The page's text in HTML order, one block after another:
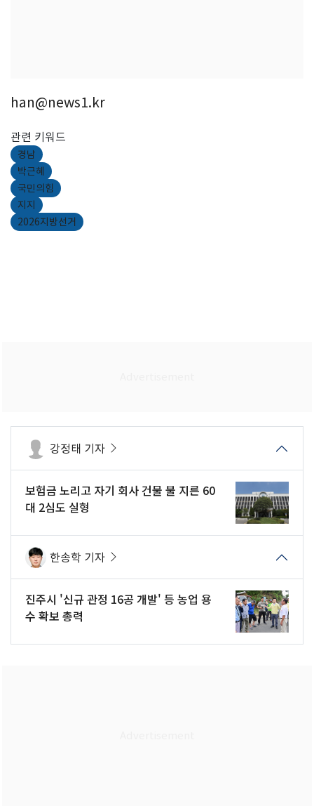
han@news1.kr
관련 키워드
경남
박근혜
국민의힘
지지
2026지방선거
강정태 기자
보험금 노리고 자기 회사 건물 불 지른 60
대 2심도 실형
한송학 기자
진주시 '신규 관정 16공 개발' 등 농업 용
수 확보 총력